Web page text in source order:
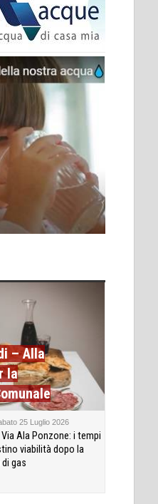
– Alla
la
25 Luglio 2026
Via Ala Ponzone: i tempi
viabilità dopo la
gas